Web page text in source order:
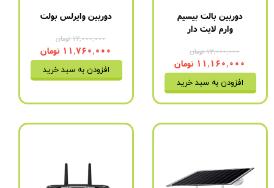
دوربین بالت بیسیم
وارم لایت دار
۱۲,۰۰۰,۰۰۰ تومان
۱۱,۱۶۰,۰۰۰ تومان
افزودن به سبد خرید
دوربین وایرلس بولت
۱۲,۰۰۰,۰۰۰ تومان
۱۱,۷۶۰,۰۰۰ تومان
افزودن به سبد خرید